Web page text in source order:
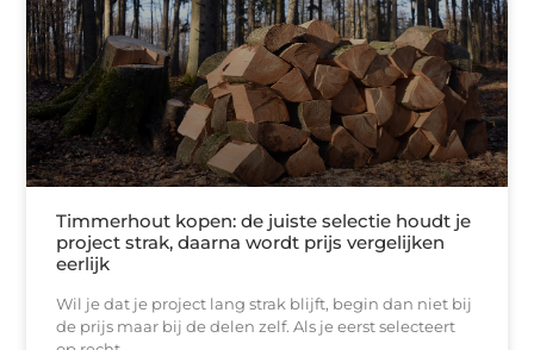
Timmerhout kopen: de juiste selectie houdt je
project strak, daarna wordt prijs vergelijken
eerlijk
Wil je dat je project lang strak blijft, begin dan niet bij
de prijs maar bij de delen zelf. Als je eerst selecteert